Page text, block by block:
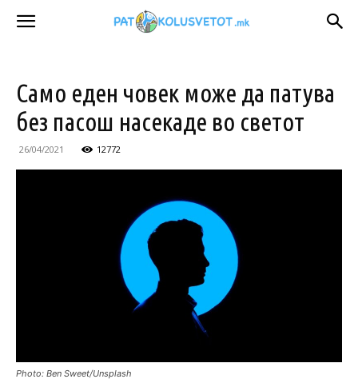
Само еден човек може да патува
без пасош насекаде во светот
26/04/2021 12772
Photo: Ben Sweet/Unsplash